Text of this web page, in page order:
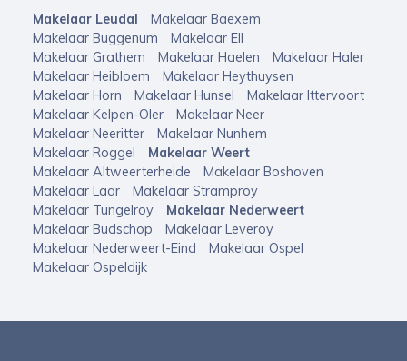
Makelaar Leudal
Makelaar Baexem
Makelaar Buggenum
Makelaar Ell
Makelaar Grathem
Makelaar Haelen
Makelaar Haler
Makelaar Heibloem
Makelaar Heythuysen
Makelaar Horn
Makelaar Hunsel
Makelaar Ittervoort
Makelaar Kelpen-Oler
Makelaar Neer
Makelaar Neeritter
Makelaar Nunhem
Makelaar Roggel
Makelaar Weert
Makelaar Altweerterheide
Makelaar Boshoven
Makelaar Laar
Makelaar Stramproy
Makelaar Tungelroy
Makelaar Nederweert
Makelaar Budschop
Makelaar Leveroy
Makelaar Nederweert-Eind
Makelaar Ospel
Makelaar Ospeldijk